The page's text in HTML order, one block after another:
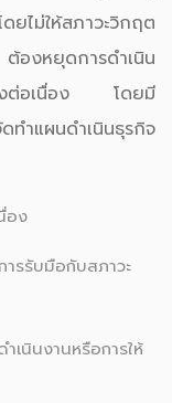
ไม่ให้สภาวะวิกฤต
องหยุดการดำเนิน
งต่อเนื่อง โดยมี
ำแผนดำเนินธุรกิจ
อง
รรับมือกับสภาวะ
เนินงานหรือการให้